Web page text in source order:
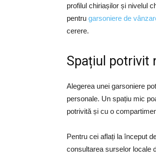
profilul chiriașilor și nivelul
pentru garsoniere de
cerere.
Spațiul potrivit
Alegerea unei garsoniere
personale. Un spațiu mic
potrivită și cu o
Pentru cei aflați la început
consultarea surselor locale